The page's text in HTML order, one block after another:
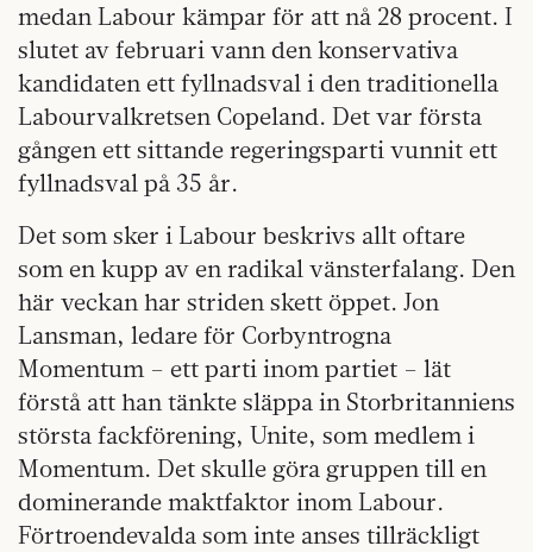
medan Labour kämpar för att nå 28 procent. I
slutet av februari vann den konservativa
kandidaten ett fyllnadsval i den traditionella
Labourvalkretsen Copeland. Det var första
gången ett sittande regeringsparti vunnit ett
fyllnadsval på 35 år.
Det som sker i Labour beskrivs allt oftare
som en kupp av en radikal vänsterfalang. Den
här veckan har striden skett öppet. Jon
Lansman, ledare för Corbyntrogna
Momentum – ett parti inom partiet – lät
förstå att han tänkte släppa in Storbritanniens
största fackförening, Unite, som medlem i
Momentum. Det skulle göra gruppen till en
dominerande maktfaktor inom Labour.
Förtroendevalda som inte anses tillräckligt